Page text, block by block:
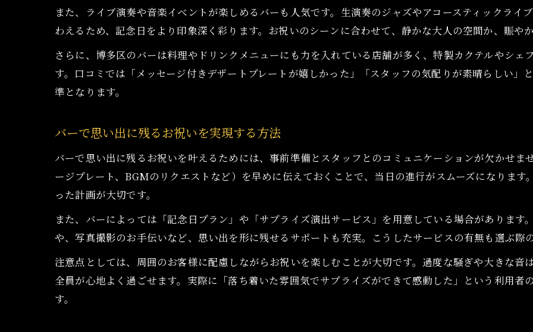
サプライズ演出が得意なバーの選び方とは
バーでのサプライズ事例から学ぶ演出ポイント
記念日を盛り上げるバー利用の成功パターン
個室重視で叶える静かなバーのお祝い
個室付きバーのお祝いにおすすめのポイント
静かなバーで叶うお祝いのメリットと注意点
お祝いを思い出深くするバーの楽しみ方を提案
大切な人とバーで過ごす記念日の過ごし方
バーで叶う思い出に残るお祝いの演出例
特別な一日をバーで彩るための工夫を紹介
また、ライブ演奏や音楽イベントが楽しめるバーも人気です。生演奏のジャズやアコースティックライ
わえるため、記念日をより印象深く彩ります。お祝いのシーンに合わせて、静かな大人の空間か、賑や
さらに、博多区のバーは料理やドリンクメニューにも力を入れている店舗が多く、特製カクテルやシェ
す。口コミでは「メッセージ付きデザートプレートが嬉しかった」「スタッフの気配りが素晴らしい」
準となります。
バーで思い出に残るお祝いを実現する方法
バーで思い出に残るお祝いを叶えるためには、事前準備とスタッフとのコミュニケーションが欠かせ
ージプレート、BGMのリクエストなど）を早めに伝えておくことで、当日の進行がスムーズになりま
った計画が大切です。
また、バーによっては「記念日プラン」や「サプライズ演出サービス」を用意している場合があります
や、写真撮影のお手伝いなど、思い出を形に残せるサポートも充実。こうしたサービスの有無も選ぶ際
注意点としては、周囲のお客様に配慮しながらお祝いを楽しむことが大切です。過度な騒ぎや大きな音
全員が心地よく過ごせます。実際に「落ち着いた雰囲気でサプライズができて感動した」という利用者
す。